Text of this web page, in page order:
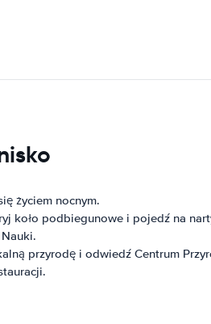
życiem nocnym.
koło podbiegunowe i pojedź na
przyrodę i odwiedź Centrum